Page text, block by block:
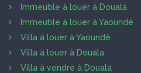
Immeuble à louer à Douala
Immeuble à louer à Yaoundé
Villa à louer à Yaoundé
Villa à louer à Douala
Villa à vendre à Douala